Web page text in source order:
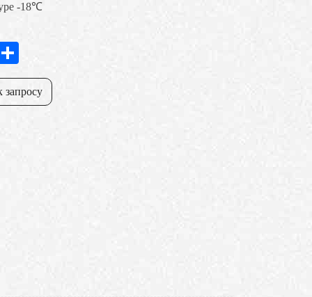
-18℃
запросу